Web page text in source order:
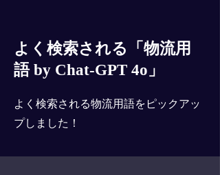
よく検索される「物流用
語 by Chat-GPT 4o」
よく検索される物流用語をピックアッ
プしました！